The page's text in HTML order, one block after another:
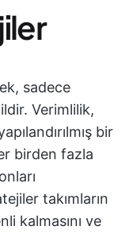
sadece
Verimlilik,
bir
birden fazla
takımların
kalmasını ve